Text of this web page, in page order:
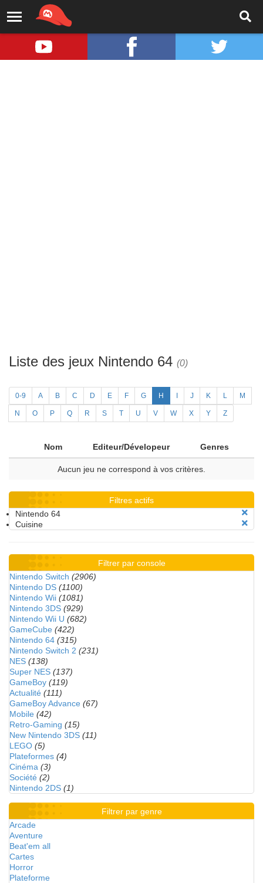
Liste des jeux Nintendo 64 (0)
0-9 A B C D E F G H J K L M
N O P Q R S T U V W X Y Z
Nom Editeur/Dévelopeur Genres
Aucun jeu ne correspond à vos critères.
Filtres actifs
Nintendo 64
Cuisine
Filtrer par console
Nintendo Switch (2906)
Nintendo DS (1100)
Nintendo Wii (1081)
Nintendo 3DS (929)
Nintendo Wii U (682)
GameCube (422)
Nintendo 64 (315)
Nintendo Switch 2 (231)
NES (138)
Super NES (137)
GameBoy (119)
Actualité (111)
GameBoy Advance (67)
Mobile (42)
Retro-Gaming (15)
New Nintendo 3DS (11)
LEGO (5)
Plateformes (4)
Cinéma (3)
Société (2)
Nintendo 2DS (1)
Filtrer par genre
Arcade
Aventure
Beat'em all
Cartes
Horror
Plateforme